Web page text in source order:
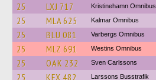
25 LXJ 717 Kristinehamn Omnibus
25 MLA 625 Kalmar Omnibus
25 BLU 081 Varbergs Omnibus
25 MLZ 691 Westins Omnibus
25 OAK 232 Sven Carlssons
25 KFX 482 Larssons Busstrafik